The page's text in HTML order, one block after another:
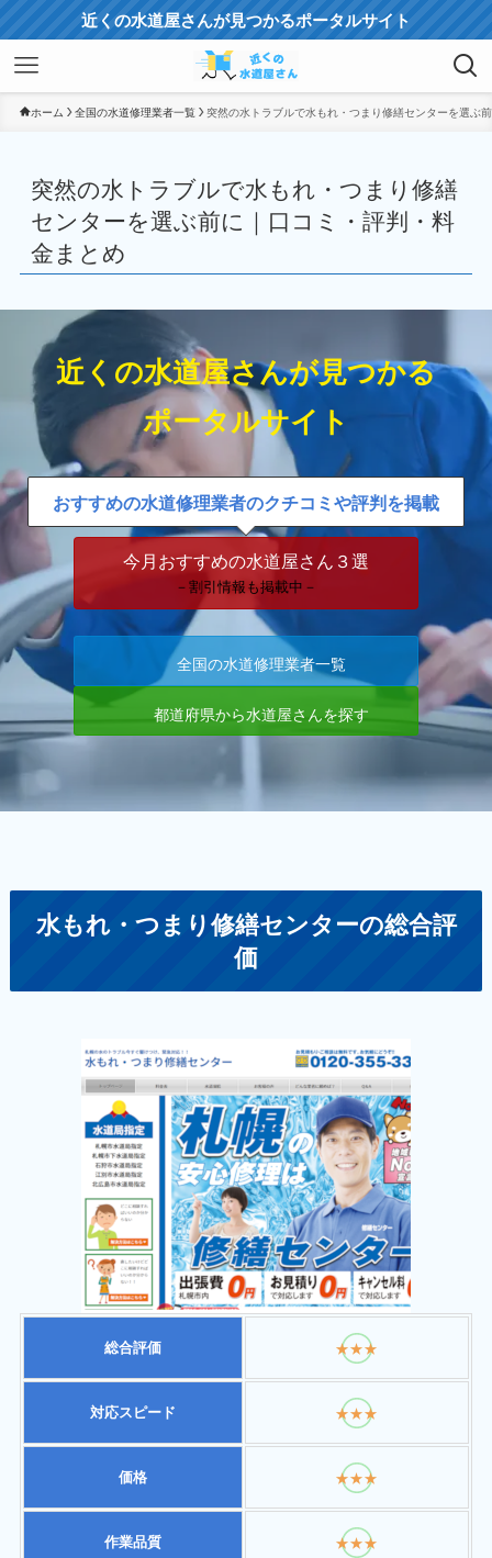
近くの水道屋さんが見つかるポータルサイト
ホーム 全国の水道修理業者一覧 突然の水トラブルで水もれ・つまり修繕センターを選ぶ
突然の水トラブルで水もれ・つまり修繕
センターを選ぶ前に｜口コミ・評判・料
金まとめ
近くの水道屋さんが見つかる
ポータルサイト
おすすめの水道修理業者のクチコミや評判を掲載
今月おすすめの水道屋さん３選
－割引情報も掲載中－
全国の水道修理業者一覧
都道府県から水道屋さんを探す
水もれ・つまり修繕センターの総合評
価
総合評価 ★★★
対応スピード ★★★
価格 ★★★
作業品質 ★★★